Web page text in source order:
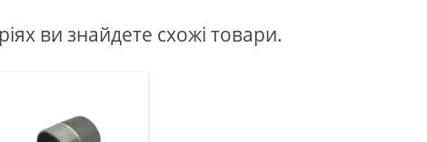
ви знайдете схожі товари.